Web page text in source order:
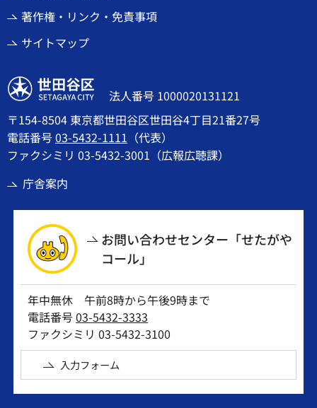
著作権・リンク・免責事項
サイトマップ
世田谷区
法人番号 1000020131121
〒154-8504 東京都世田谷区世田谷4丁目21番27号
電話番号03-5432-1111 （代表）
ファクシミリ 03-5432-3001（広報広聴課）
庁舎案内
お問い合わせセンター「せたがや
コール」
年中無休 午前8時から午後9時まで
電話番号03-5432-3333
ファクシミリ 03-5432-3100
入力フォーム